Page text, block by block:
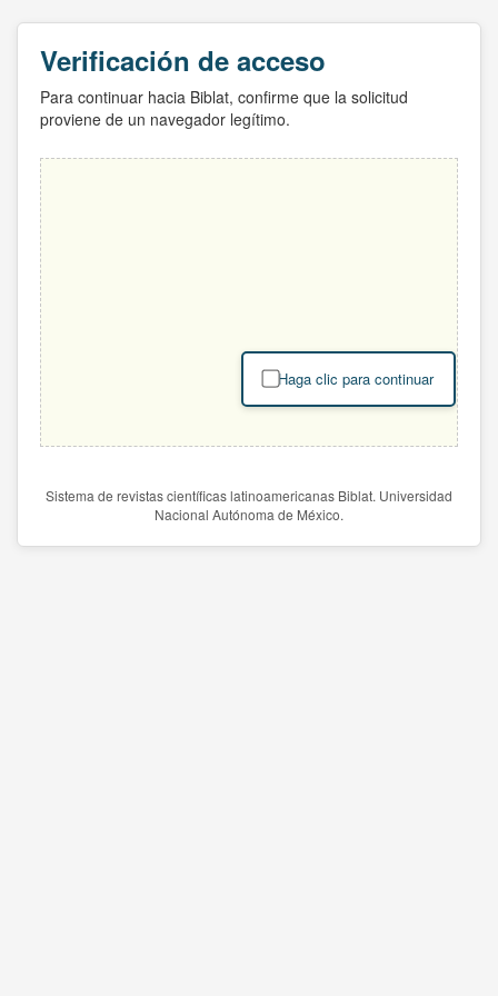
Verificación de acceso
Para continuar hacia Biblat, confirme que la solicitud
proviene de un navegador legítimo.
Haga clic para continuar
Sistema de revistas científicas latinoamericanas Biblat. Universidad
Nacional Autónoma de México.